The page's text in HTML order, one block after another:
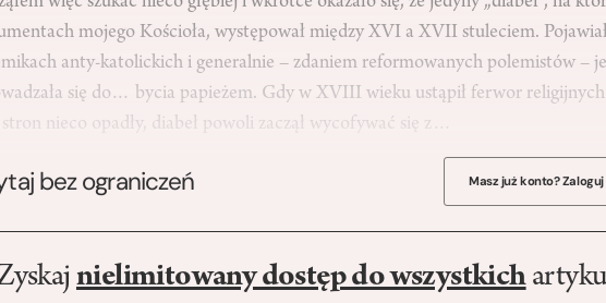
mojego Kościoła, występował między XVI a XVII stuleciem.
anty-katolickich i generalnie ­– zdaniem reformowanych polemistów –
się do… bycia papieżem. Gdy w XVIII wieku ustąpił ferwor religijnych
nieco opadły, diabeł powoli zaczął wycofywać się z…
bez ograniczeń Masz już konto?
nielimitowany dostęp do wszystkich